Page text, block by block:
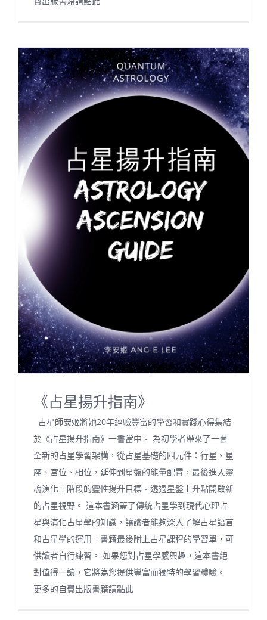
《占星揚升指南》
占星師安姬將她20年經驗豐富的學習和實踐心得集結
於《占星揚升指南》一書當中。 為初學者帶來了一套
全新的占星學習架構，從占星基礎的四元件：行星、星
座、宮位、相位，延伸到星盤的能量配置，最後進入靈
魂演化三階段的靈性揚升目標。透過星盤上升點開啟新
的占星視野。 這本書涵蓋了傳統占星學到現代心理占
星與演化占星學的知識，讓讀者能夠深入了解占星語言
和占星學的運用。書籍最後附上占星課程的學習單，可
供讀者自行練習。 如果您對占星學感興趣，這本書絕
對值得一讀，它將為您提供豐富而獨特的學習體驗。
更多的自費出版書籍請點此